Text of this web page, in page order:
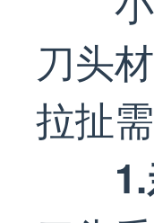
刀头
拉扯需